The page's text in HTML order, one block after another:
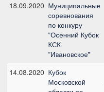
18.09.2020 Муниципальные
соревнования
по конкуру
"Осенний Кубок
КСК
"Ивановское"
14.08.2020 Кубок
Московской